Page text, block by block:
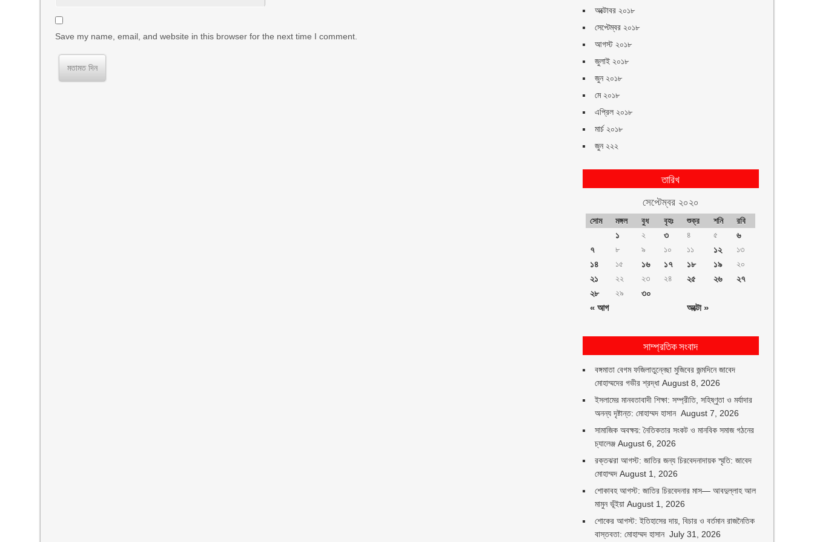
Save my name, email, and website in this browser for the next time I comment.
অক্টোবর ২০১৮
সেপ্টেম্বর ২০১৮
আগস্ট ২০১৮
জুলাই ২০১৮
জুন ২০১৮
মে ২০১৮
এপ্রিল ২০১৮
মার্চ ২০১৮
জুন ২২২
তারিখ
সেপ্টেম্বর ২০২০
সোম মঙ্গল বুধ বৃহঃ শুক্র শনি রবি
« আগ অক্টো »
১ ২ ৩ ৪ ৫
৬
৭
৮ ৯ ১০ ১১ ১২ ১৩
১৪ ১৫ ১৬ ১৭ ১৮ ১৯ ২০
২১ ২২ ২৩ ২৪ ২৫ ২৬
২৭
২৮
২৯ ৩০
সাম্প্রতিক সংবাদ
বঙ্গমাতা বেগম ফজিলাতুন্নেছা মুজিবের জন্মদিনে জাবেদ
মোহাম্মদের গভীর শ্রদ্ধা August 8, 2026
ইসলামের মানবতাবাদী শিক্ষা: সম্প্রীতি, সহিষ্ণুতা ও মর্যাদার
অনন্য দৃষ্টান্ত: মোহাম্মদ হাসান August 7, 2026
সামাজিক অবক্ষয়: নৈতিকতার সংকট ও মানবিক সমাজ গঠনের
চ্যালেঞ্জ August 6, 2026
রক্তঝরা আগস্ট: জাতির জন্য চিরবেদনাদায়ক স্মৃতি: জাবেদ
মোহাম্মদ August 1, 2026
শোকাবহ আগস্ট: জাতির চিরবেদনার মাস— আবদুল্লাহ আল
মামুন ভূঁইয়া August 1, 2026
শোকের আগস্ট: ইতিহাসের দায়, বিচার ও বর্তমান রাজনৈতিক
বাস্তবতা: মোহাম্মদ হাসান July 31, 2026